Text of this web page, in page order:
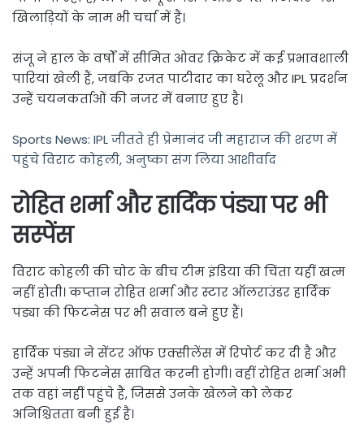
खिलाड़ियों के नाम भी चर्चा में हैं।
संजू ने हाल के वर्षों में सीमित ओवर क्रिकेट में कई प्रभावशाली
पारियां खेली हैं, जबकि रजत पाटीदार का घरेलू और IPL प्रदर्शन
उन्हें चयनकर्ताओं की नजर में बनाए हुए है।
Sports News: IPL जीतते ही प्रेमानंद जी महाराज की शरण में
पहुंचे विराट कोहली, अनुष्का संग लिया आशीर्वाद
रोहित शर्मा और हार्दिक पंड्या पर भी
सस्पेंस
विराट कोहली की चोट के बीच टीम इंडिया की चिंता यहीं खत्म
नहीं होती। कप्तान रोहित शर्मा और स्टार ऑलराउंडर हार्दिक
पंड्या की फिटनेस पर भी सवाल बने हुए हैं।
हार्दिक पंड्या ने सेंटर ऑफ एक्सीलेंस में रिपोर्ट कर दी है और
उन्हें अपनी फिटनेस साबित करनी होगी। वहीं रोहित शर्मा अभी
तक वहां नहीं पहुंचे हैं, जिससे उनके खेलने को लेकर
अनिश्चितता बनी हुई है।